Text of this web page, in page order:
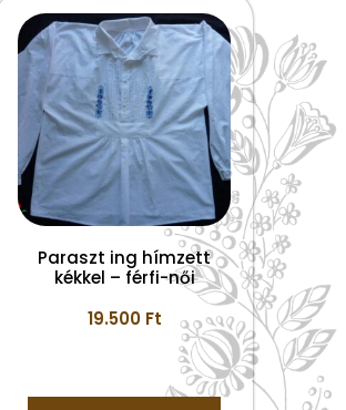
Paraszt ing hímzett
kékkel – férfi-női
19.500 Ft